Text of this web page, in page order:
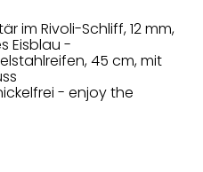
im Rivoli-Schliff, 12 mm,
Eisblau -
45 cm, mit
- enjoy the